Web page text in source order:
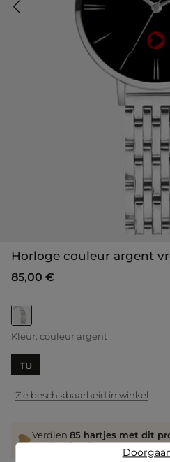
Horloge couleur argent
85,00 €
geselecteerd
Kleur: couleur argent
TU
Zie beschikbaarheid in winkel
Verdien 85 hartjes met dit
Log in of registreer